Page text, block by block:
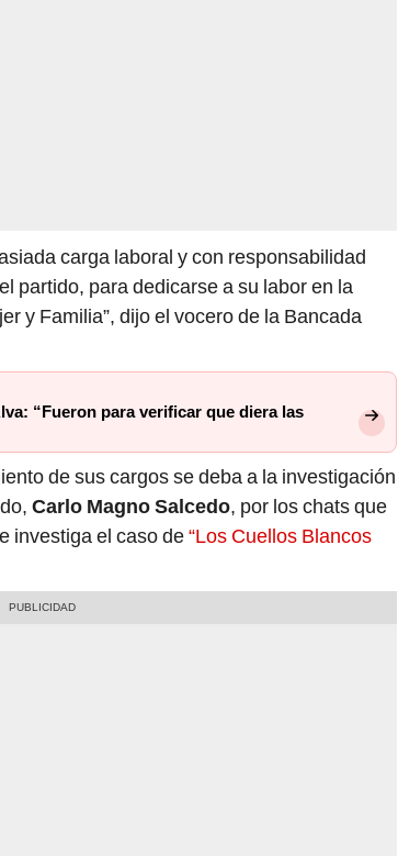
carga laboral y con responsabilidad
partido, para dedicarse a su labor en la
y Familia”, dijo el vocero de la Bancada
“Fueron para verificar que diera las
de sus cargos se deba a la investigación
Carlo Magno Salcedo, por los chats que
investiga el caso de“Los Cuellos Blancos